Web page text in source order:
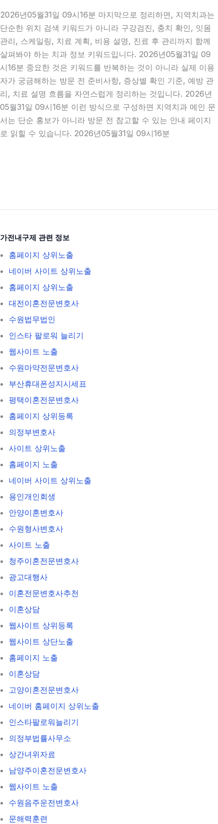
2026년05월31일 09시16분 마지막으로 정리하면, 지역치과는
단순한 위치 검색 키워드가 아니라 구강검진, 충치 확인, 잇몸
관리, 스케일링, 치료 계획, 비용 설명, 진료 후 관리까지 함께
살펴봐야 하는 치과 정보 키워드입니다. 2026년05월31일 09
시16분 중요한 것은 키워드를 반복하는 것이 아니라 실제 이용
자가 궁금해하는 방문 전 준비사항, 증상별 확인 기준, 예방 관
리, 치료 설명 흐름을 자연스럽게 정리하는 것입니다. 2026년
05월31일 09시16분 이런 방식으로 구성하면 지역치과 메인 문
서는 단순 홍보가 아니라 방문 전 참고할 수 있는 안내 페이지
로 읽힐 수 있습니다. 2026년05월31일 09시16분
가전내구제 관련 정보
홈페이지 상위노출
네이버 사이트 상위노출
홈페이지 상위노출
대전이혼전문변호사
수원법무법인
인스타 팔로워 늘리기
웹사이트 노출
수원마약전문변호사
부산휴대폰성지시세표
평택이혼전문변호사
홈페이지 상위등록
의정부변호사
사이트 상위노출
홈페이지 노출
네이버 사이트 상위노출
용인개인회생
안양이혼변호사
수원형사변호사
사이트 노출
청주이혼전문변호사
광고대행사
이혼전문변호사추천
이혼상담
웹사이트 상위등록
웹사이트 상단노출
홈페이지 노출
이혼상담
고양이혼전문변호사
네이버 홈페이지 상위노출
인스타팔로워늘리기
의정부법률사무소
상간녀위자료
남양주이혼전문변호사
웹사이트 노출
수원음주운전변호사
문해력훈련